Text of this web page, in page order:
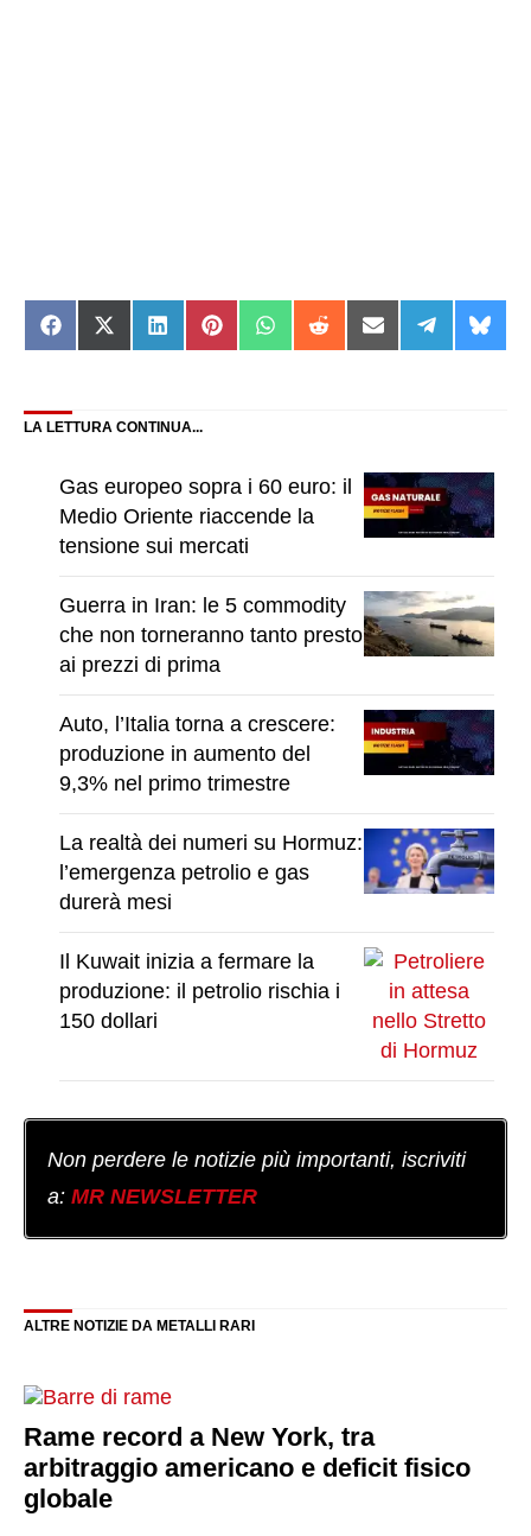
Share
on
Share
on
Share
on
Share
on
Share
on
Share
on
Share
on
Share
on
on
LA LETTURA CONTINUA...
Gas europeo sopra i 60 euro: il
Medio Oriente riaccende la
tensione sui mercati
Guerra in Iran: le 5 commodity
che non torneranno tanto presto
ai prezzi di prima
Auto, l’Italia torna a crescere:
produzione in aumento del
9,3% nel primo trimestre
La realtà dei numeri su Hormuz:
l’emergenza petrolio e gas
durerà mesi
Il Kuwait inizia a fermare la
produzione: il petrolio rischia i
150 dollari
Non perdere le notizie più importanti, iscriviti
a: MR NEWSLETTER
ALTRE NOTIZIE DA METALLI RARI
Rame record a New York, tra
arbitraggio americano e deficit fisico
globale